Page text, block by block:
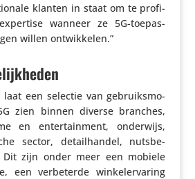
klanten in staat om te profi­
wanneer ze 5G-toepas­
willen ontwikkelen.”
laat een selectie van gebruiks­mo­
zien binnen diverse branches,
en enter­tain­ment, onderwijs,
sector, detail­handel, nuts­be­
zijn onder meer een mobiele
een verbe­terde winke­l­er­va­ring